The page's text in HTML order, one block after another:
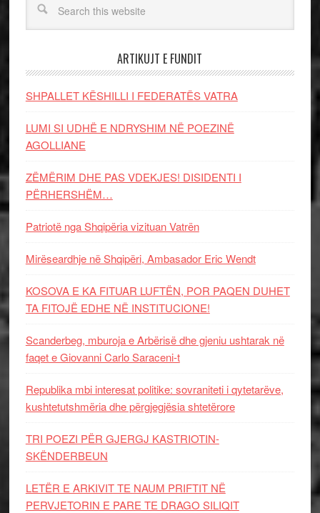
ARTIKUJT E FUNDIT
SHPALLET KËSHILLI I FEDERATËS VATRA
LUMI SI UDHË E NDRYSHIM NË POEZINË
AGOLLIANE
ZËMËRIM DHE PAS VDEKJES! DISIDENTI I
PËRHERSHËM…
Patriotë nga Shqipëria vizituan Vatrën
Mirëseardhje në Shqipëri, Ambasador Eric Wendt
KOSOVA E KA FITUAR LUFTËN, POR PAQEN DUHET
TA FITOJË EDHE NË INSTITUCIONE!
Scanderbeg, mburoja e Arbërisë dhe gjeniu ushtarak në
faqet e Giovanni Carlo Saraceni-t
Republika mbi interesat politike: sovraniteti i qytetarëve,
kushtetutshmëria dhe përgjegjësia shtetërore
TRI POEZI PËR GJERGJ KASTRIOTIN-
SKËNDERBEUN
LETËR E ARKIVIT TE NAUM PRIFTIT NË
PERVJETORIN E PARE TE DRAGO SILIQIT